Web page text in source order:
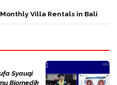
Villa Rentals in Bali
Syauqi
Biomedik